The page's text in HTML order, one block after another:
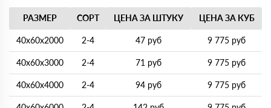
РАЗМЕР СОРТ ЦЕНА ЗА ШТУКУ ЦЕНА ЗА КУБ
40х60х2000 2-4 47 руб 9 775 руб
40х60х3000 2-4 71 руб 9 775 руб
40х60х4000 2-4 94 руб 9 775 руб